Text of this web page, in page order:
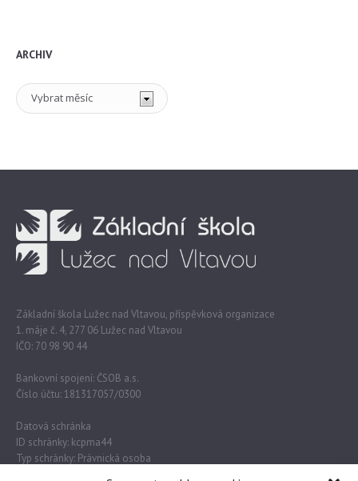
ARCHIV
Archiv
Základní škola Lužec nad Vltavou, příspěvková organizace
1. máje č. 4, 277 06 Lužec nad Vltavou
IČO: 70 98 90 44
Bankovní spojení: ČSOB a.s.
Číslo účtu: 181317057/0300
Datová schránka
ID schránky: kcpma44
Typ schránky: Právnická osoba